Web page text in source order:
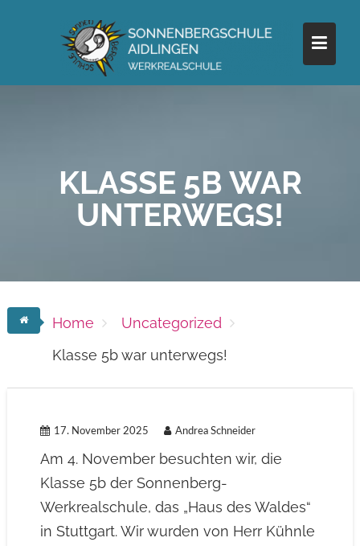
KLASSE 5B WAR
UNTERWEGS!
Home
Uncategorized
Klasse 5b war unterwegs!
17. November 2025 Andrea Schneider
Am 4. November besuchten wir, die
Klasse 5b der Sonnenberg-
Werkrealschule, das „Haus des Waldes“
in Stuttgart. Wir wurden von Herr Kühnle